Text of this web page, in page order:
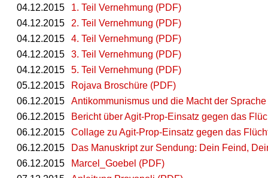
04.12.2015
1. Teil Vernehmung (PDF)
04.12.2015
2. Teil Vernehmung (PDF)
04.12.2015
4. Teil Vernehmung (PDF)
04.12.2015
3. Teil Vernehmung (PDF)
04.12.2015
5. Teil Vernehmung (PDF)
05.12.2015
Rojava Broschüre (PDF)
06.12.2015
Antikommunismus und die Macht der
06.12.2015
Bericht über Agit-Prop-Einsatz gegen das
06.12.2015
Collage zu Agit-Prop-Einsatz gegen das
06.12.2015
Das Manuskript zur Sendung: Dein Feind,
06.12.2015
Marcel_Goebel (PDF)